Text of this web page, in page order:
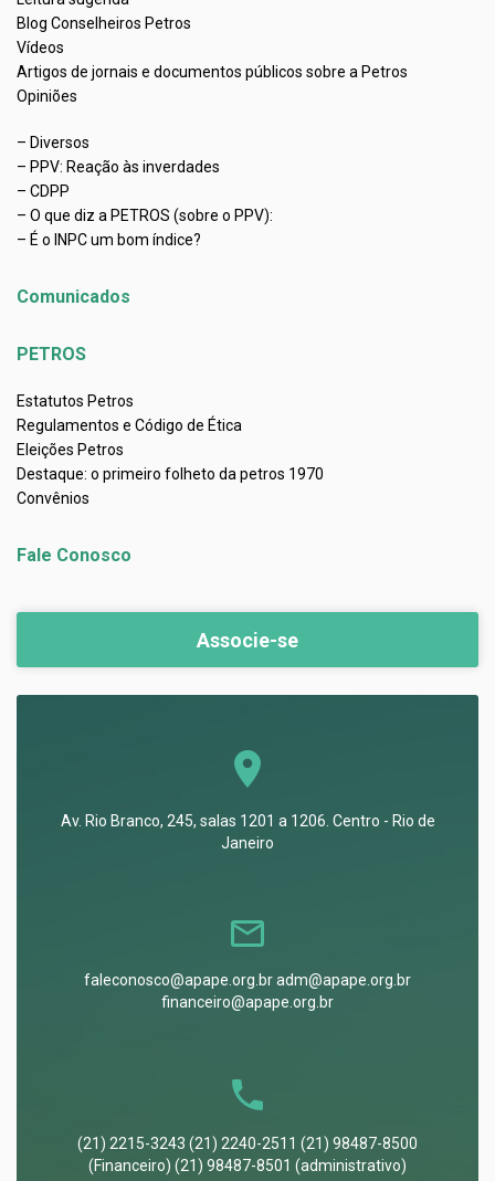
Blog Conselheiros Petros
Vídeos
Artigos de jornais e documentos públicos sobre a Petros
Opiniões
– Diversos
– PPV: Reação às inverdades
– CDPP
– O que diz a PETROS (sobre o PPV):
– É o INPC um bom índice?
Comunicados
PETROS
Estatutos Petros
Regulamentos e Código de Ética
Eleições Petros
Destaque: o primeiro folheto da petros 1970
Convênios
Fale Conosco
Associe-se
Av. Rio Branco, 245, salas 1201 a 1206. Centro - Rio de
Janeiro
faleconosco@apape.org.br adm@apape.org.br
financeiro@apape.org.br
(21) 2215-3243 (21) 2240-2511 (21) 98487-8500
(Financeiro) (21) 98487-8501 (administrativo)